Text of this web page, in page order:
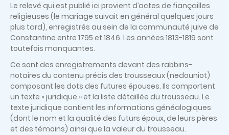
Le relevé qui est publié ici provient d’actes de fiançailles
religieuses (le mariage suivait en général quelques jours
plus tard), enregistrés au sein de la communauté juive de
Constantine entre 1795 et 1846. Les années 1813-1819 sont
toutefois manquantes.
Ce sont des enregistrements devant des rabbins-
notaires du contenu précis des trousseaux (nedouniot)
composant les dots des futures épouses. Ils comportent
un texte « juridique » et la liste détaillée du trousseau. Le
texte juridique contient les informations généalogiques
(dont le nom et la qualité des futurs époux, de leurs pères
et des témoins) ainsi que la valeur du trousseau.